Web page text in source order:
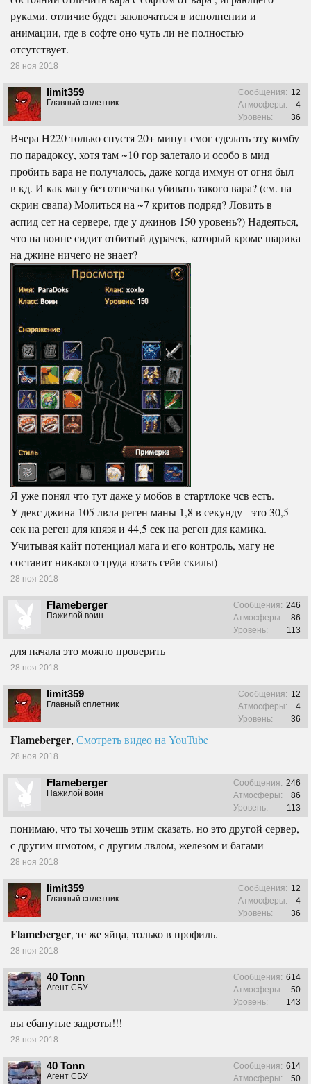
руками. отличие будет заключаться в исполнении и
анимации, где в софте оно чуть ли не полностью
отсутствует.
28 ноя 2018
limit359
Главный сплетник
Сообщения: 12
Атмосферы:
4
Уровень:
36
Вчера H220 только спустя 20+ минут смог сделать эту комбу
по парадоксу, хотя там ~10 гор залетало и особо в мид
пробить вара не получалось, даже когда иммун от огня был
в кд. И как магу без отпечатка убивать такого вара? (см. на
скрин свапа) Молиться на ~7 критов подряд? Ловить в
аспид сет на сервере, где у джинов 150 уровень?) Надеяться,
что на воине сидит отбитый дурачек, который кроме шарика
на джине ничего не знает?
Я уже понял что тут даже у мобов в стартлоке чсв есть.
У декс джина 105 лвла реген маны 1,8 в секунду - это 30,5
сек на реген для князя и 44,5 сек на реген для камика.
Учитывая кайт потенциал мага и его контроль, магу не
составит никакого труда юзать сейв скилы)
28 ноя 2018
Flameberger
Пажилой воин
Сообщения: 246
Атмосферы:
86
Уровень:
113
для начала это можно проверить
28 ноя 2018
limit359
Главный сплетник
Сообщения: 12
Атмосферы:
4
Уровень:
36
Flameberger, Смотреть видео на YouTube
28 ноя 2018
Flameberger
Пажилой воин
Сообщения: 246
Атмосферы:
86
Уровень:
113
понимаю, что ты хочешь этим сказать. но это другой сервер,
с другим шмотом, с другим лвлом, железом и багами
28 ноя 2018
limit359
Главный сплетник
Сообщения: 12
Атмосферы:
4
Уровень:
36
Flameberger, те же яйца, только в профиль.
28 ноя 2018
40 Tonn
Агент СБУ
Сообщения: 614
Атмосферы:
50
Уровень:
143
вы ебанутые задроты!!!
28 ноя 2018
40 Tonn
Агент СБУ
Сообщения: 614
Атмосферы:
50